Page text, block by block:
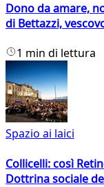
Dono da amare,
di Bettazzi,
1 min di lettura
Spazio ai laici
Collicelli: così
Dottrina sociale